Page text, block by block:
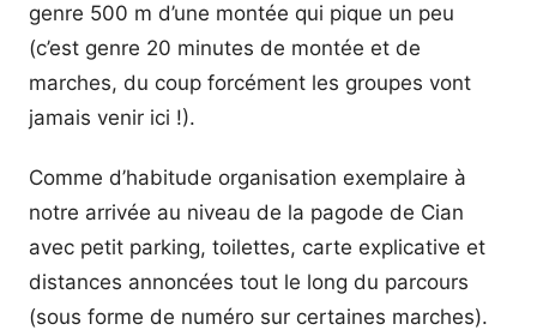
genre 500 m d’une montée qui pique un peu
(c’est genre 20 minutes de montée et de
marches, du coup forcément les groupes vont
jamais venir ici !).
Comme d’habitude organisation exemplaire à
notre arrivée au niveau de la pagode de Cian
avec petit parking, toilettes, carte explicative et
distances annoncées tout le long du parcours
(sous forme de numéro sur certaines marches).